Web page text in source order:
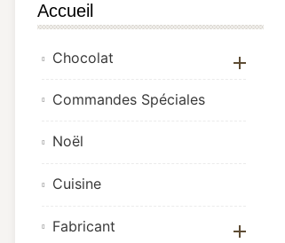
Accueil
Chocolat 
Commandes Spéciales
Noël
Cuisine
Fabricant 